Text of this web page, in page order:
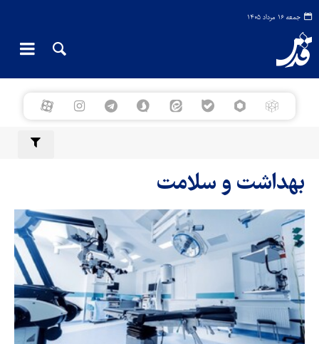
جمعه ۱۶ مرداد ۱۴۰۵
بهداشت و سلامت